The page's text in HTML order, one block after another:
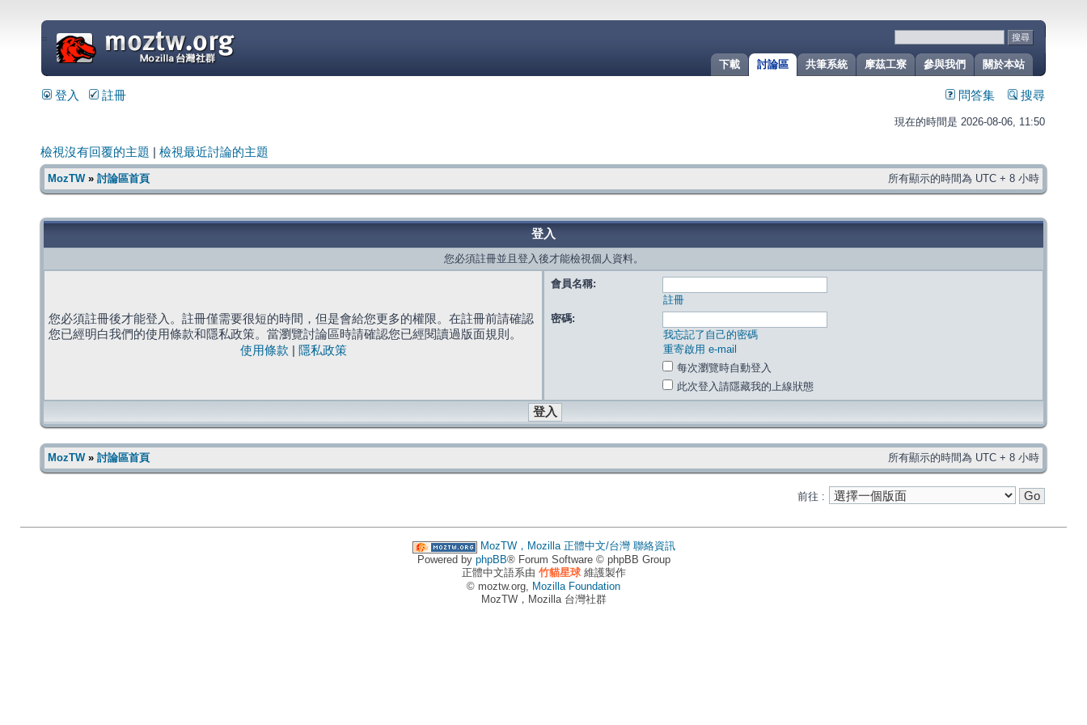
關於本站
參與我們
摩茲工寮
共筆系統
討論區
下載
=
登入 註冊 問答集 搜尋
現在的時間是 2026-08-06, 11:50
檢視沒有回覆的主題 檢視最近討論的主題
MozTW» 討論區首頁 所有顯示的時間為 UTC + 8 小時
登入
您必須註冊並且登入後才能檢視個人資料。
您必須註冊後才能登入。註冊僅需要很短的時間，但是會給您更多的權限。在註冊前請確認
您已經明白我們的使用條款和隱私政策。當瀏覽討論區時請確認您已經閱讀過版面規則。
使用條款
隱私政策
會員名稱:
註冊
密碼:
我忘記了自己的密碼
重寄啟用 e-mail
每次瀏覽時自動登入
此次登入請隱藏我的上線狀態
MozTW» 討論區首頁 所有顯示的時間為 UTC + 8 小時
前往 :
MozTW，Mozilla 正體中文/台灣 聯絡資訊
Powered by phpBB® Forum Software © phpBB Group
正體中文語系由 竹貓星球維護製作
© moztw.org, Mozilla Foundation
MozTW，Mozilla 台灣社群